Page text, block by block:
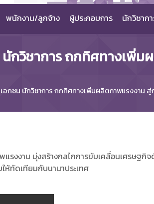
พนักงาน/ลูกจ้าง ผู้ประกอบการ นักวิชาก
นักวิชาการ ถกทิศทางเพิ่
อกชน นักวิชาการ ถกทิศทางเพิ่มผลิตภาพแรงงาน
งาน มุ่งสร้างกลไกการขับเคลื่อนเศรษฐกิ
ห้ทัดเทียมกับนานาประเทศ